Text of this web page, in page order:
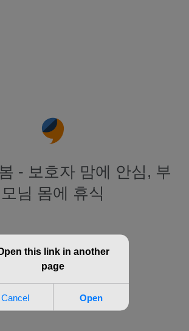
- 보호자 맘에 안심, 부
모님 몸에 휴식